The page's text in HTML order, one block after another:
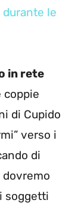
durante le
in rete
coppie
di Cupido
verso i
di
soggetti